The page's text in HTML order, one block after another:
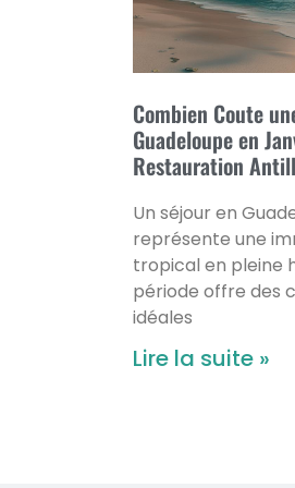
Combien Coute
Guadeloupe en
Restauration
Un séjour en
représente une
tropical en pleine
période offre des
idéales
Lire la suite »